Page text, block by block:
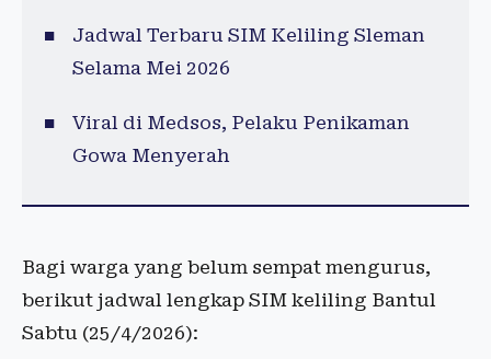
Jadwal Terbaru SIM Keliling Sleman
Selama Mei 2026
Viral di Medsos, Pelaku Penikaman
Gowa Menyerah
Bagi warga yang belum sempat mengurus,
berikut jadwal lengkap SIM keliling Bantul
Sabtu (25/4/2026):